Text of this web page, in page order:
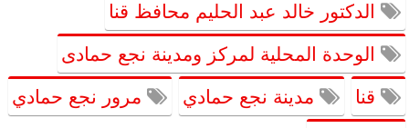
الدكتور خالد عبد الحليم محافظ قنا
الوحدة المحلية لمركز ومدينة نجع حمادى
قنا مدينة نجع حمادي مرور نجع حمادي